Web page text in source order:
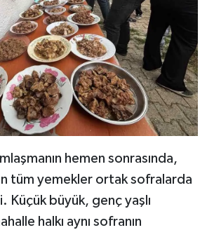
hemen sonrasında,
tüm yemekler ortak sofralarda
Küçük büyük, genç yaşlı
halkı aynı sofranın